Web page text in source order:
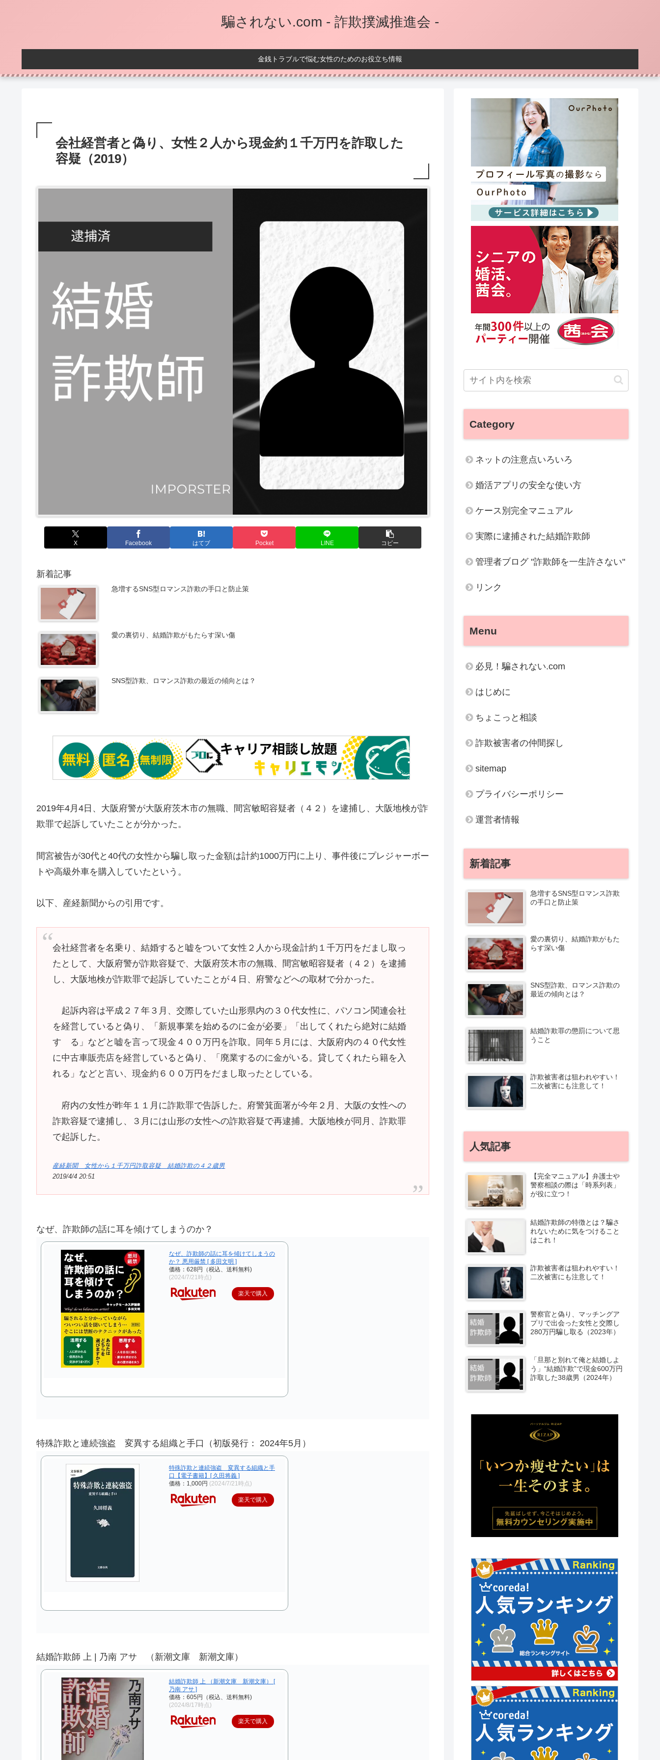
騙されない.com - 詐欺撲滅推進会 -
金銭トラブルで悩む女性のためのお役立ち情報
会社経営者と偽り、女性２人から現金約１千万円を詐取した
容疑（2019）
X Facebook はてブ Pocket LINE コピー
新着記事
急増するSNS型ロマンス詐欺の手口と防止策
愛の裏切り、結婚詐欺がもたらす深い傷
SNS型詐欺、ロマンス詐欺の最近の傾向とは？
2019年4月4日、大阪府警が大阪府茨木市の無職、間宮敏昭容疑者（４２）を逮捕し、大阪地検が詐
欺罪で起訴していたことが分かった。
間宮被告が30代と40代の女性から騙し取った金額は計約1000万円に上り、事件後にプレジャーボー
トや高級外車を購入していたという。
以下、産経新聞からの引用です。
会社経営者を名乗り、結婚すると嘘をついて女性２人から現金計約１千万円をだまし取っ
たとして、大阪府警が詐欺容疑で、大阪府茨木市の無職、間宮敏昭容疑者（４２）を逮捕
し、大阪地検が詐欺罪で起訴していたことが４日、府警などへの取材で分かった。
起訴内容は平成２７年３月、交際していた山形県内の３０代女性に、パソコン関連会社
を経営していると偽り、「新規事業を始めるのに金が必要」「出してくれたら絶対に結婚
す る」などと嘘を言って現金４００万円を詐取。同年５月には、大阪府内の４０代女性
に中古車販売店を経営していると偽り、「廃業するのに金がいる。貸してくれたら籍を入
れる」などと言い、現金約６００万円をだまし取ったとしている。
府内の女性が昨年１１月に詐欺罪で告訴した。府警箕面署が今年２月、大阪の女性への
詐欺容疑で逮捕し、３月には山形の女性への詐欺容疑で再逮捕。大阪地検が同月、詐欺罪
で起訴した。
産経新聞 女性から１千万円詐取容疑 結婚詐欺の４２歳男
2019/4/4 20:51
なぜ、詐欺師の話に耳を傾けてしまうのか？
なぜ、詐欺師の話に耳を傾けてしまうの
か？ 悪用厳禁 [ 多田文明 ]
価格：628円（税込、送料無料)
(2024/7/21時点)
楽天で購入
特殊詐欺と連続強盗 変異する組織と手口（初版発行： 2024年5月）
特殊詐欺と連続強盗 変異する組織と手
口【電子書籍】[ 久田将義 ]
価格：1,000円 (2024/7/21時点)
楽天で購入
結婚詐欺師 上 | 乃南 アサ （新潮文庫 新潮文庫）
結婚詐欺師 上 （新潮文庫 新潮文庫） [
乃南 アサ ]
価格：605円（税込、送料無料)
(2024/8/17時点)
楽天で購入
Category
ネットの注意点いろいろ
婚活アプリの安全な使い方
ケース別完全マニュアル
実際に逮捕された結婚詐欺師
管理者ブログ "詐欺師を一生許さない"
リンク
Menu
必見！騙されない.com
はじめに
ちょこっと相談
詐欺被害者の仲間探し
sitemap
プライバシーポリシー
運営者情報
新着記事
急増するSNS型ロマンス詐欺
の手口と防止策
愛の裏切り、結婚詐欺がもた
らす深い傷
SNS型詐欺、ロマンス詐欺の
最近の傾向とは？
結婚詐欺罪の懲罰について思
うこと
詐欺被害者は狙われやすい！
二次被害にも注意して！
人気記事
【完全マニュアル】弁護士や
警察相談の際は「時系列表」
が役に立つ！
結婚詐欺師の特徴とは？騙さ
れないために気をつけること
はこれ！
詐欺被害者は狙われやすい！
二次被害にも注意して！
警察官と偽り、マッチングア
プリで出会った女性と交際し
280万円騙し取る（2023年）
「旦那と別れて俺と結婚しよ
う」“結婚詐欺”で現金600万円
詐取した38歳男（2024年）